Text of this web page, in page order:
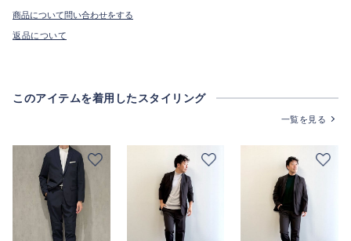
商品について問い合わせをする
返品について
このアイテムを着用したスタイリング
一覧を見る